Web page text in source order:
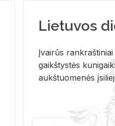
Lietuvos
Įvai­rūs
gaikš­tys­tės
aukš­tuo­me­nės